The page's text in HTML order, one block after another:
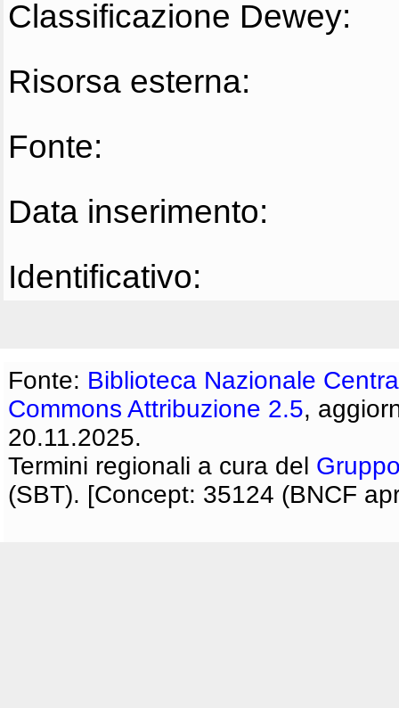
Classificazione Dewey:
Risorsa esterna:
Fonte:
Data inserimento:
Identificativo:
Fonte: Biblioteca Nazionale
Commons Attribuzione 2.5,
20.11.2025.
Termini regionali a cura del
(SBT). [Concept: 35124 (BNCF